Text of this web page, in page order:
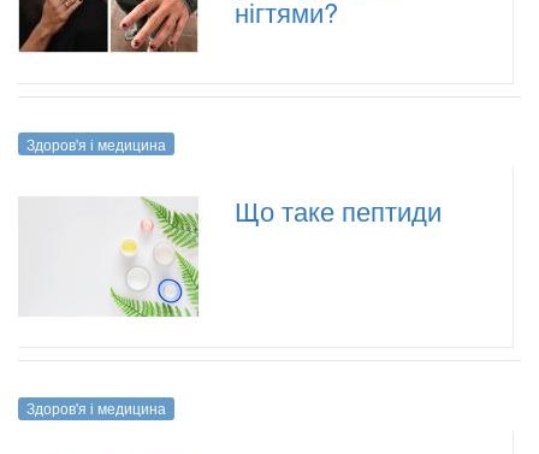
нігтями?
Здоров'я і медицина
Що таке пептиди
Здоров'я і медицина